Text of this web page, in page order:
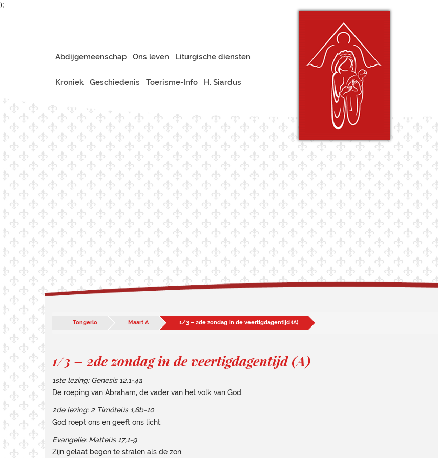
);
Abdijgemeenschap Ons leven Liturgische diensten
Kroniek Geschiedenis Toerisme-Info H. Siardus
Tongerlo Maart A 1/3 – 2de zondag in de veertigdagentijd (A)
1/3 – 2de zondag in de veertigdagentijd (A)
1ste lezing: Genesis 12,1-4a
De roeping van Abraham, de vader van het volk van God.
2de lezing: 2 Timóteüs 1,8b-10
God roept ons en geeft ons licht.
Evangelie: Matteüs 17,1-9
Zijn gelaat begon te stralen als de zon.